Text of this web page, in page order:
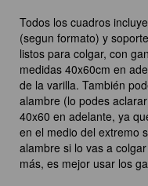
Todos los cuadros
(segun formato) y
listos para colgar, con
medidas 40x60cm en
de la varilla. También
alambre (lo podes
40x60 en adelante, ya
en el medio del extremo
alambre si lo vas a
más, es mejor usar los